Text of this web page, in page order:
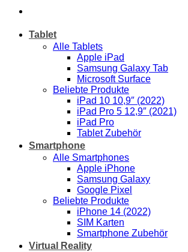
Tablet
Alle Tablets
Apple iPad
Samsung Galaxy Tab
Microsoft Surface
Beliebte Produkte
iPad 10 10,9″ (2022)
iPad Pro 5 12,9″ (2021)
iPad Pro
Tablet Zubehör
Smartphone
Alle Smartphones
Apple iPhone
Samsung Galaxy
Google Pixel
Beliebte Produkte
iPhone 14 (2022)
SIM Karten
Smartphone Zubehör
Virtual Reality